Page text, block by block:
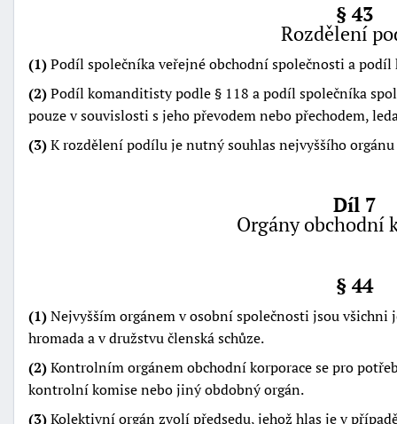
§ 43
Rozdělení
(1)Podíl společníka veřejné obchodní společnosti a
(2)Podíl komanditisty podle § 118 a podíl společníka
pouze v souvislosti s jeho převodem nebo přechodem,
(3)K rozdělení podílu je nutný souhlas nejvyššího
Díl 7
Orgány obchodní
§ 44
(1)Nejvyšším orgánem v osobní společnosti jsou
hromada a v družstvu členská schůze.
(2)Kontrolním orgánem obchodní korporace se pro
kontrolní komise nebo jiný obdobný orgán.
(3)Kolektivní orgán zvolí předsedu, jehož hlas je v